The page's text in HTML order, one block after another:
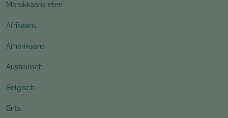
Marokkaans eten
Afrikaans
Amerikaans
Australisch
Belgisch
Brits